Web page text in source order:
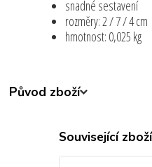
snadné sestavení
rozměry: 2 / 7 / 4 cm
hmotnost: 0,025 kg
Původ zboží
Související zboží